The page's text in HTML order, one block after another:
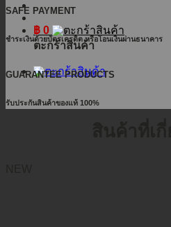
฿ 0
ตะกร้าสินค้า
SAFE PAYMENT
ชำระเงินด้วยบัตรเครดิต หรือโอนเงินผ่านธนาคาร
GUARANTEE PRODUCTS
รับประกันสินค้าของแท้ 100%